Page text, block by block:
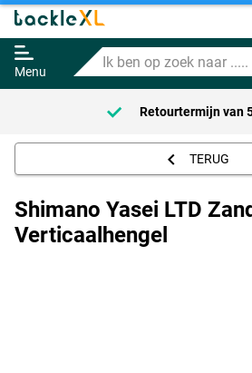
Menu
Ik
ben
op
zoek
naar
Shimano Yasei LTD Zander
Jigging Verticaalhengel
Adviesprijs
329.95
312.95
Retourtermijn van
TERUG
Shimano Yasei LTD
Verticaalhengel